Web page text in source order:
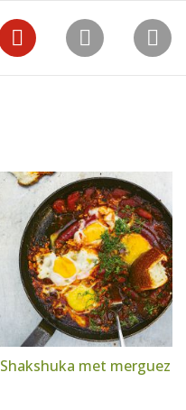
Shakshuka met merguez